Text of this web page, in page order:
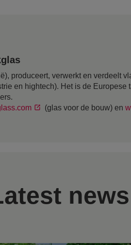
produceert, verwerkt en verdeelt
en hightech). Het is de
(glas voor de bouw) en
news